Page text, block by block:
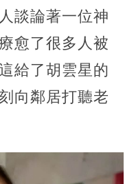
談論著一位神
愈了很多人被
給了胡雲星的
向鄰居打聽老